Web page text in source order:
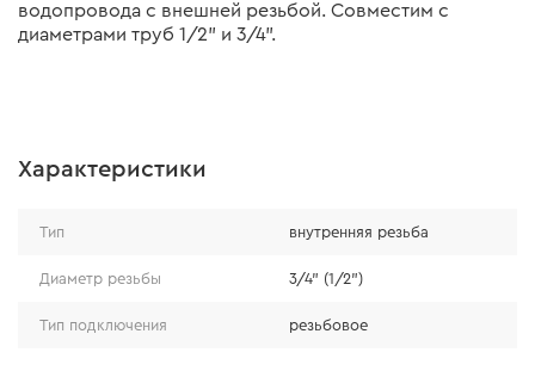
водопровода с внешней резьбой. Совместим с
диаметрами труб 1/2" и 3/4".
Характеристики
Тип внутренняя резьба
Диаметр резьбы 3/4" (1/2")
Тип подключения резьбовое